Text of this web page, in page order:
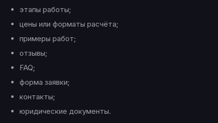
этапы работы;
цены или форматы расчёта;
примеры работ;
отзывы;
FAQ;
форма заявки;
контакты;
юридические документы.